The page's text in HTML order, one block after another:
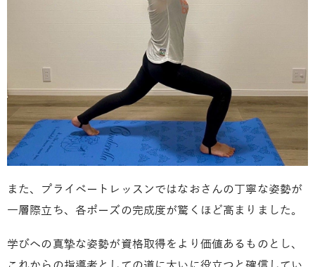
また、プライベートレッスンではなおさんの丁寧な姿勢が
一層際立ち、各ポーズの完成度が驚くほど高まりました。
学びへの真摯な姿勢が資格取得をより価値あるものとし、